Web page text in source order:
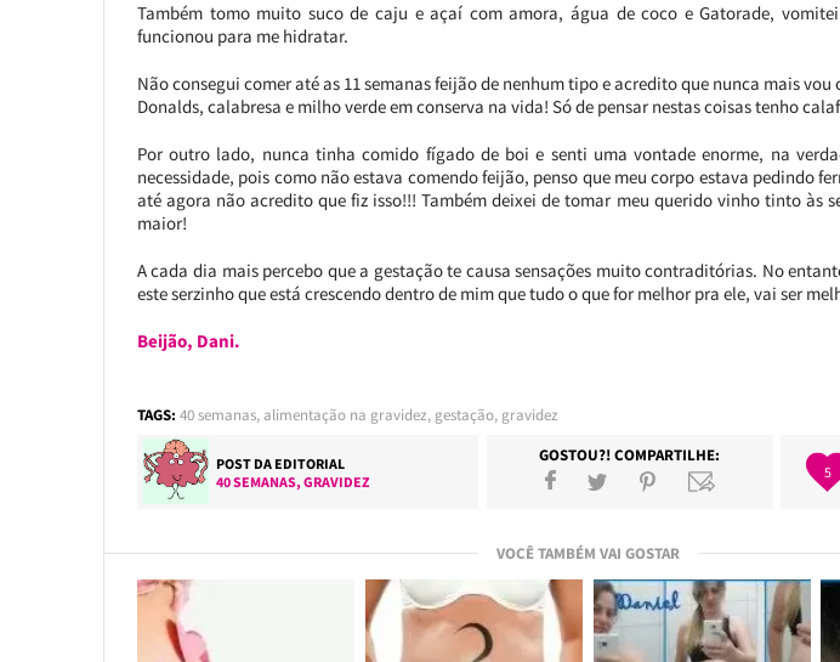
Também tomo muito suco de caju e açaí com amora, água de coco e Gatorade,
funcionou para me hidratar.
Não consegui comer até as 11 semanas feijão de nenhum tipo e acredito que nunca mais
Donalds, calabresa e milho verde em conserva na vida! Só de pensar nestas coisas tenho
Por outro lado, nunca tinha comido fígado de boi e senti uma vontade enorme, na
necessidade, pois como não estava comendo feijão, penso que meu corpo estava pedindo
até agora não acredito que fiz isso!!! Também deixei de tomar meu querido vinho tinto às
maior!
A cada dia mais percebo que a gestação te causa sensações muito contraditórias. No
este serzinho que está crescendo dentro de mim que tudo o que for melhor pra ele, vai ser
Beijão, Dani.
TAGS: 40 semanas,alimentação na gravidez, gestação, gravidez
POST DA EDITORIAL
40 SEMANAS, GRAVIDEZ
GOSTOU?! COMPARTILHE:
5
VOCÊ TAMBÉM VAI GOSTAR